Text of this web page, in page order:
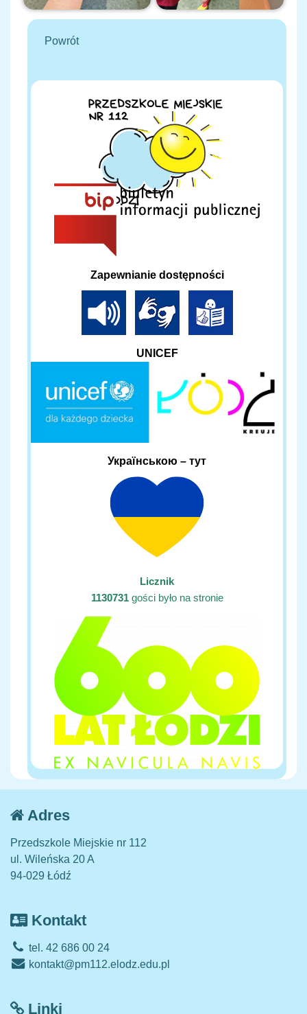
Powrót
Zapewnianie dostępności
UNICEF
Українською – тут
Licznik
1130731gości było na stronie
Adres
Przedszkole Miejskie nr 112
ul. Wileńska 20 A
94-029 Łódź
Kontakt
tel. 42 686 00 24
kontakt@pm112.elodz.edu.pl
Linki